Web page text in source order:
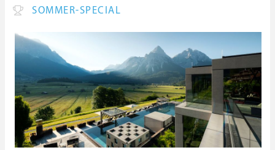
SOMMER-SPECIAL